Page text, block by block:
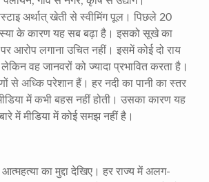
अर्थात् खेती से स्वीमिंग पूल। पिछले 20
के कारण यह सब बढ़ा है। इसको सूखे का
आरोप लगाना उचित नहीं। इसमें कोई दो राय
लेकिन वह जानवरों को ज्यादा प्रभावित करता है।
से अध्कि परेशान हैं। हर नदी का पानी का स्तर
में कभी बहस नहीं होती। उसका कारण यह
में मीडिया में कोई समझ नहीं है।
का मुद्दा देखिए। हर राज्य में अलग-